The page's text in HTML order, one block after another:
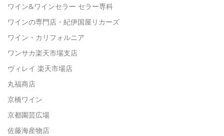
ワイン&ワインセラー セラー専科
ワインの専門店・紀伊国屋リカーズ
ワイン・カリフォルニア
ワンサカ楽天市場支店
ヴィレイ 楽天市場店
丸福商店
京橋ワイン
京都園芸広場
佐藤海産物店